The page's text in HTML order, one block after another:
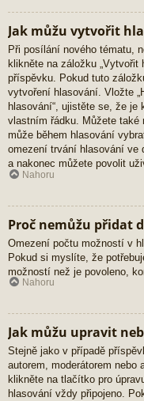
Jak můžu vytvořit
Při posílání nového tématu,
klikněte na záložku „Vytvořit
příspěvku. Pokud tuto
vytvoření hlasování. Vložte
hlasování“, ujistěte se, že
vlastním řádku. Můžete také
může během hlasování
omezení trvání hlasování ve
a nakonec můžete povolit
Nahoru
Proč nemůžu přidat
Omezení počtu možností v
Pokud si myslíte, že
možností než je povoleno,
Nahoru
Jak můžu upravit
Stejně jako v případě
autorem, moderátorem nebo
klikněte na tlačítko pro
hlasování vždy připojeno.